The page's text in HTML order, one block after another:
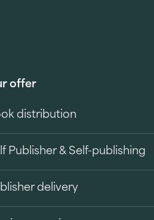
offer
distribution
Publisher & Self-publishing
delivery